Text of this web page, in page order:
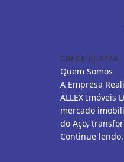
CRECI: PJ-3774
Quem Somos
A Empresa
ALLEX Imóveis
mercado
do Aço,
Continue